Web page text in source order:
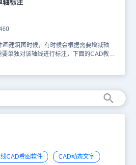
轴标注
画建筑图时候，有时候会根据需要增减轴
单独对该轴线进行标注，下面的CAD教程
一标准》GB/T 50001-2010 8.0.7条图
要手工移动其中的组成成分重新构图。单
图等个别单独的轴线标注，按照规范选择
号编辑框内不填写轴号，则创建空轴号；
独立的，其编号与其他轴号没有关联，如
无模式对话框，在其中单击“单轴号”或“多
在轴号编辑框中输入轴号，如图所示。 多
CAD看图软件 CAD动态文字